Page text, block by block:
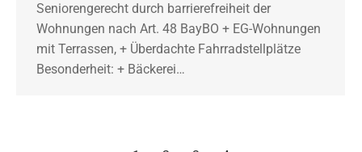
Seniorengerecht durch barrierefreiheit der
Wohnungen nach Art. 48 BayBO + EG-Wohnungen
mit Terrassen, + Überdachte Fahrradstellplätze
Besonderheit: + Bäckerei…